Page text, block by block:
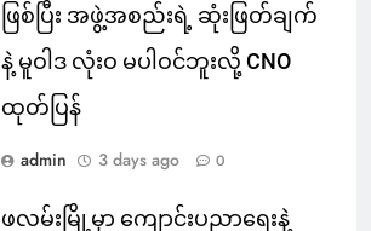
ဖြစ်ပြီး အဖွဲ့အစည်းရဲ့ ဆုံးဖြတ်ချက်
နဲ့ မူဝါဒ လုံးဝ မပါဝင်ဘူးလို့ CNO
ထုတ်ပြန်
admin 3 days ago 0
ဖလမ်းမြို့မှာ ကျောင်းပညာရေးနဲ့